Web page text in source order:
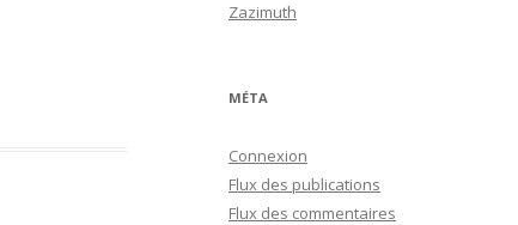
Zazimuth
MÉTA
Connexion
Flux des publications
Flux des commentaires